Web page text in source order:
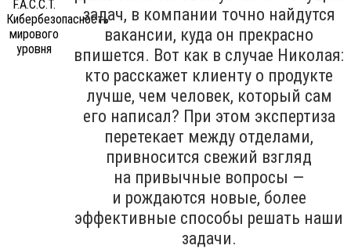
задач, в компании точно найдутся
вакансии, куда он прекрасно
впишется. Вот как в случае Николая:
кто расскажет клиенту о продукте
лучше, чем человек, который сам
его написал? При этом экспертиза
перетекает между отделами,
привносится свежий взгляд
на привычные вопросы —
и рождаются новые, более
эффективные способы решать наши
задачи.